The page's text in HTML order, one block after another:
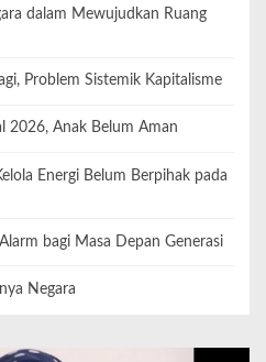
dalam Mewujudkan Ruang
Problem Sistemik Kapitalisme
2026, Anak Belum Aman
Energi Belum Berpihak pada
bagi Masa Depan Generasi
Negara